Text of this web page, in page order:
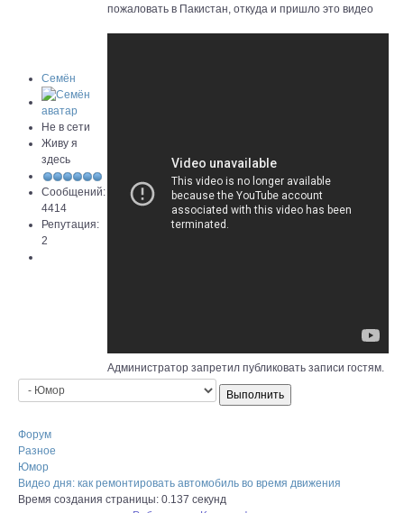
Семён
Не в сети
Живу я
здесь
Сообщений:
4414
Репутация:
2
пожаловать в Пакистан, откуда и пришло это видео
Администратор запретил публиковать записи гостям.
Форум
Разное
Юмор
Видео дня: как ремонтировать автомобиль во время движения
Время создания страницы: 0.137 секунд